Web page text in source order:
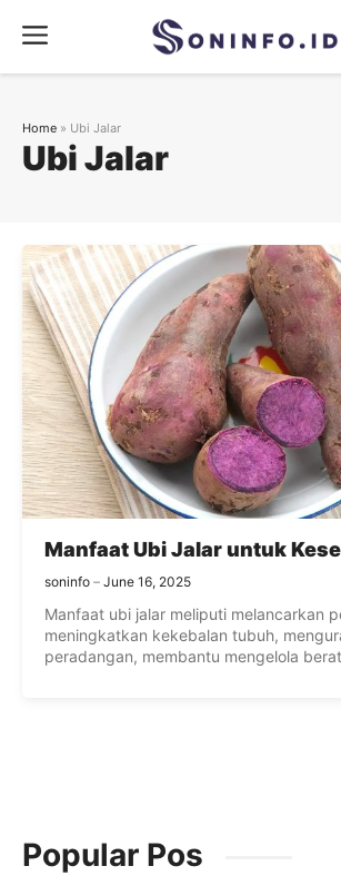
content
Menu
Ubi Jalar
Home » Ubi Jalar
Manfaat Ubi Jalar untuk
soninfo June 16, 2025
Manfaat ubi jalar meliputi melancarkan
meningkatkan kekebalan tubuh,
peradangan, membantu mengelola
Popular Pos